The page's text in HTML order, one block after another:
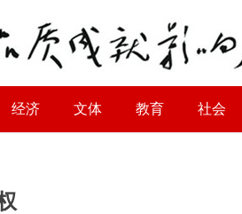
经济 文体 教育 社会